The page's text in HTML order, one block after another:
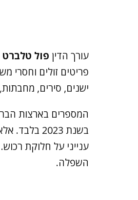
עורך הדין פול טלברט
פריטים זולים וחסרי
ישנים, סירים,
בשנת
ענייני על חלוקת
השפלה.